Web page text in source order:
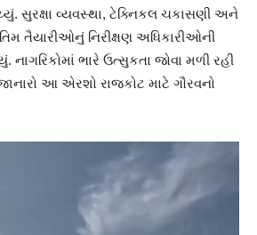
સુરક્ષા વ્યવસ્થા, ટેક્નિકલ ચકાસણી અને
તૈયારીઓનું નિરીક્ષણ અધિકારીઓની
નાગરિકોમાં ભારે ઉત્સુકતા જોવા મળી રહી
આ એરશો રાજકોટ માટે ગૌરવનો